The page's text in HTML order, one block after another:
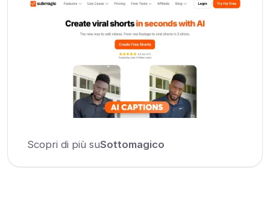
Scopri di più suSottomagico